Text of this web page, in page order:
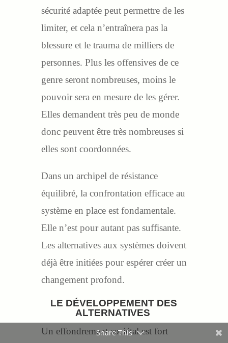
sécurité adaptée peut permettre de les
limiter, et cela n’entraînera pas la
blessure et le trauma de milliers de
personnes. Plus les offensives de ce
genre seront nombreuses, moins le
pouvoir sera en mesure de les gérer.
Elles demandent très peu de monde
donc peuvent être très nombreuses si
elles sont coordonnées.
Dans un archipel de résistance
équilibré, la confrontation efficace au
système en place est fondamentale.
Elle n’est pour autant pas suffisante.
Les alternatives aux systèmes doivent
déjà être initiées pour espérer créer un
changement profond.
LE DÉVELOPPEMENT DES
ALTERNATIVES
Un effondrement sociétal est fort
Share This